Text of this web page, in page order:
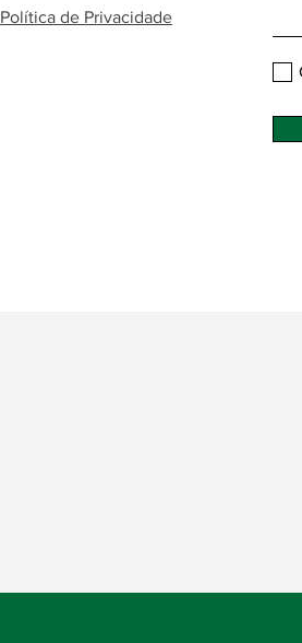
Política de Privacidade